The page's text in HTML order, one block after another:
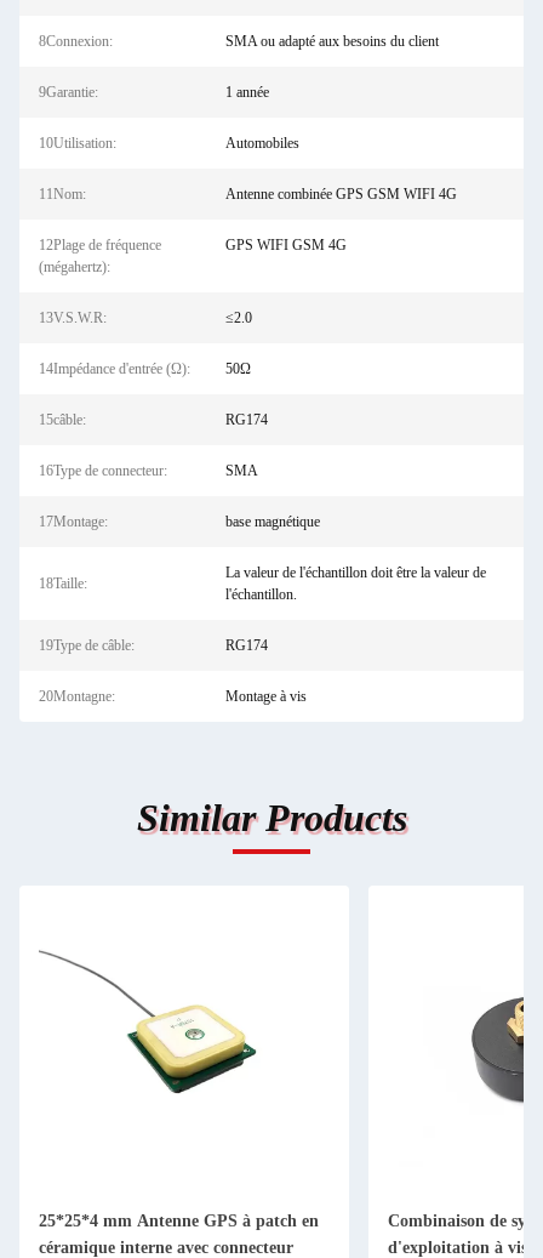
8Connexion: SMA ou adapté aux besoins du client
9Garantie: 1 année
10Utilisation: Automobiles
11Nom: Antenne combinée GPS GSM WIFI 4G
12Plage de fréquence
(mégahertz):
GPS WIFI GSM 4G
13V.S.W.R: ≤2.0
14Impédance d'entrée (Ω): 50Ω
15câble: RG174
16Type de connecteur: SMA
17Montage: base magnétique
18Taille:
La valeur de l'échantillon doit être la valeur de
l'échantillon.
19Type de câble: RG174
20Montagne: Montage à vis
Similar Products
25*25*4 mm Antenne GPS à patch en
céramique interne avec connecteur
Combinaison de
d'exploitation à vis